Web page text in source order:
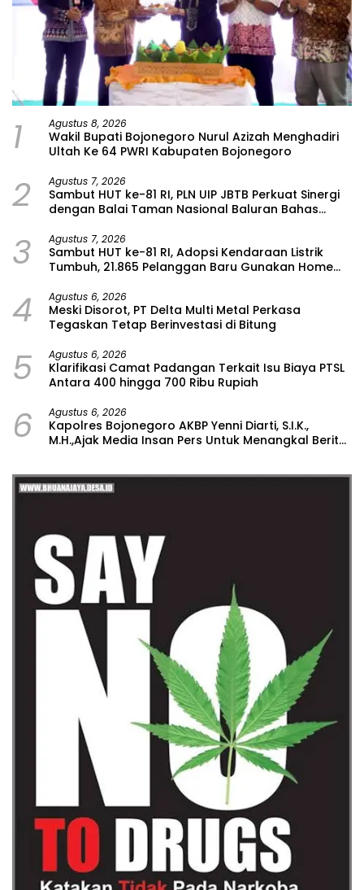
1 Agustus 8, 2026
Wakil Bupati Bojonegoro Nurul Azizah Menghadiri
Ultah Ke 64 PWRI Kabupaten Bojonegoro
2 Agustus 7, 2026
Sambut HUT ke-81 RI, PLN UIP JBTB Perkuat Sinergi
dengan Balai Taman Nasional Baluran Bahas
Watudodol/Kalipuro
3 Agustus 7, 2026
Sambut HUT ke-81 RI, Adopsi Kendaraan Listrik
Tumbuh, 21.865 Pelanggan Baru Gunakan Home
4 Agustus 6, 2026
Meski Disorot, PT Delta Multi Metal Perkasa
Tegaskan Tetap Berinvestasi di Bitung
5 Agustus 6, 2026
Klarifikasi Camat Padangan Terkait Isu Biaya PTSL
Antara 400 hingga 700 Ribu Rupiah
6 Agustus 6, 2026
Kapolres Bojonegoro AKBP Yenni Diarti, S.I.K.,
M.H.,Ajak Media Insan Pers Untuk Menangkal Berita